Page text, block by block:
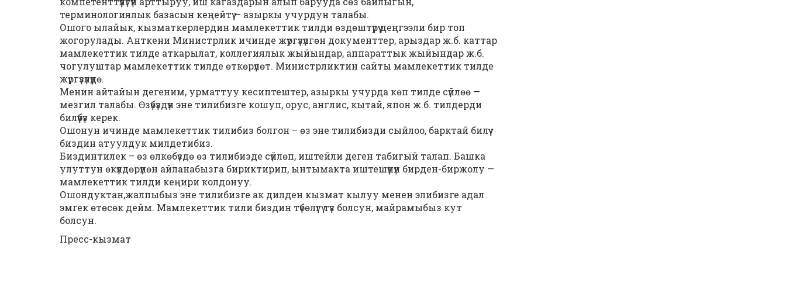
терминологиялык базасын кеңейтүү — азыркы учурдун талабы.
Ошого ылайык, кызматкерлердин мамлекеттик тилди өздөштүрүү деңгээли бир топ
жогорулады. Анткени Министрлик ичинде жүргүзүлгөн документтер, арыздар ж.б. каттар
мамлекеттик тилде аткарылат, коллегиялык жыйындар, аппараттык жыйындар ж.б.
чогулуштар мамлекеттик тилде өткөрүлөт. Министрликтин сайты мамлекеттик тилде
жүргүзүлүүдө.
Менин айтайын дегеним, урматтуу кесиптештер, азыркы учурда көп тилде сүйлөө —
мезгил талабы. Өзүбүздүн эне тилибизге кошуп, орус, англис, кытай, япон ж.б. тилдерди
билүүбүз керек.
Ошонун ичинде мамлекеттик тилибиз болгон – өз эне тилибизди сыйлоо, барктай билүү
биздин атуулдук милдетибиз.
Биздинтилек – өз өлкөбүздө өз тилибизде сүйлөп, иштейли деген табигый талап. Башка
улуттун өкүлдөрүнөн айланабызга бириктирип, ынтымакта иштешүүнүн бирден-биржолу —
мамлекеттик тилди кеңири колдонуу.
Ошондуктан,жалпыбыз эне тилибизге ак дилден кызмат кылуу менен элибизге адал
эмгек өтөсөк дейм. Мамлекеттик тили биздин түбөлүгү түз болсун, майрамыбыз кут
болсун.
Пресс-кызмат